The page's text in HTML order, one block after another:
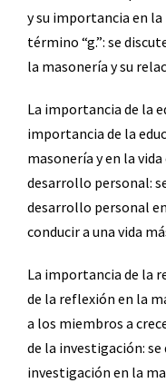
y su importancia en
término “g.”: se
la masonería y su
La importancia de la
importancia de la
masonería y en la
desarrollo personal:
desarrollo personal
conducir a una vida
La importancia de la
de la reflexión en la
a los miembros a
de la investigación:
investigación en la